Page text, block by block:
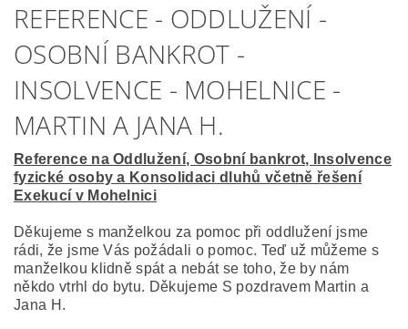
REFERENCE - ODDLUŽENÍ -
OSOBNÍ BANKROT -
INSOLVENCE - MOHELNICE -
MARTIN A JANA H.
Reference na Oddlužení, Osobní bankrot, Insolvence
fyzické osoby a Konsolidaci dluhů včetně řešení
Exekucí v Mohelnici
Děkujeme s manželkou za pomoc při oddlužení jsme
rádi, že jsme Vás požádali o pomoc. Teď už můžeme s
manželkou klidně spát a nebát se toho, že by nám
někdo vtrhl do bytu. Děkujeme S pozdravem Martin a
Jana H.